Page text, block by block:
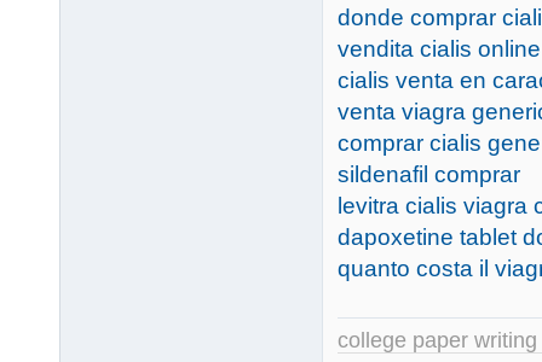
donde comprar
vendita cialis
cialis venta en
venta viagra
comprar cialis
sildenafil comprar
levitra cialis viagra
dapoxetine tablet
quanto costa il
college paper